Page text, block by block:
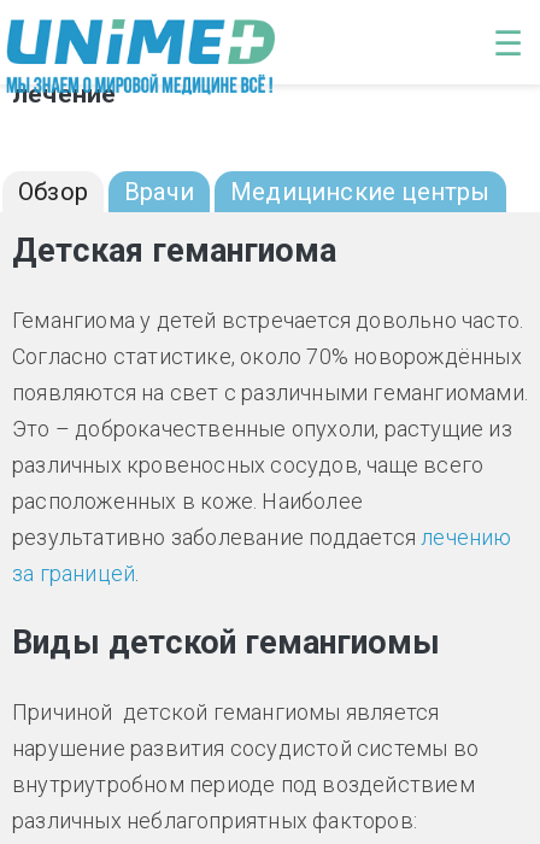
Перейти к основному содержанию
☰
Детская гемангиома: диагностика и
лечение
Обзор Врачи Медицинские центры
Детская гемангиома
Гемангиома у детей встречается довольно часто.
Согласно статистике, около 70% новорождённых
появляются на свет с различными гемангиомами.
Это – доброкачественные опухоли, растущие из
различных кровеносных сосудов, чаще всего
расположенных в коже. Наиболее
результативно заболевание поддается лечению
за границей
Виды детской гемангиомы
Причиной детской гемангиомы является
нарушение развития сосудистой системы во
внутриутробном периоде под воздействием
различных неблагоприятных факторов: